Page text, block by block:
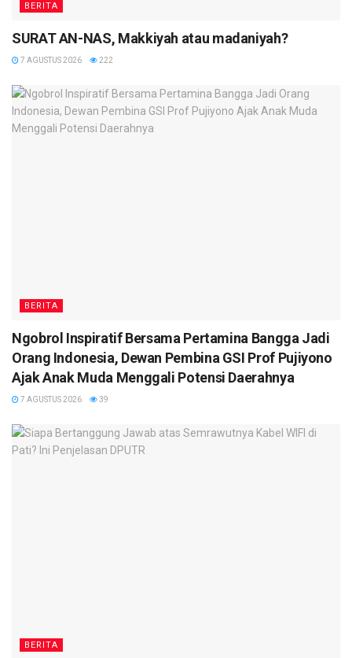
BERITA
SURAT AN-NAS, Makkiyah atau madaniyah?
7 AGUSTUS 2026 222
BERITA
Ngobrol Inspiratif Bersama Pertamina Bangga Jadi
Orang Indonesia, Dewan Pembina GSI Prof Pujiyono
Ajak Anak Muda Menggali Potensi Daerahnya
7 AGUSTUS 2026 39
BERITA